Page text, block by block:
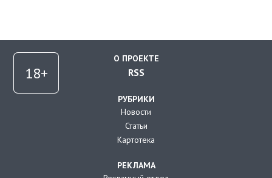
О ПРОЕКТЕ
RSS
РУБРИКИ
Новости
Статьи
Картотека
РЕКЛАМА